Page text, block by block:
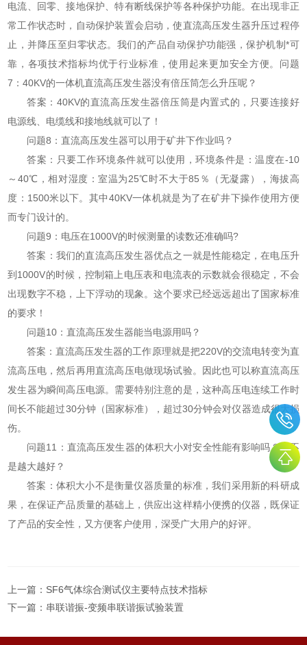
电流、回零、接地保护、特有断线保护等各种保护功能。在出现非正
常工作状态时，自动保护装置会启动，使直流高压发生器升压过程停
止，并降压至归零状态。我们的产品自动保护功能强，保护机制*可
靠，各项技术指标均优于行业标准，使用起来更加安全方便。问题
7：40KV的一体机直流高压发生器没有倍压筒怎么升压呢？
答案：40KV的直流高压发生器倍压筒是内置式的，只要连接好
电源线、电缆线和接地线就可以了！
问题8：直流高压发生器可以用于矿井下作业吗？
答案：只要工作环境条件就可以使用，环境条件是：温度在-10
～40℃，相对湿度：室温为25℃时不大于85％（无凝露），海拔高
度：1500米以下。其中40KV一体机就是为了在矿井下操作使用方便
而专门设计的。
问题9：电压在1000V的时候测量的读数还准确吗?
答案：我们的直流高压发生器优点之一就是性能稳定，在电压升
到1000V的时候，控制箱上电压表和电流表的示数就会很稳定，不会
出现数字不稳，上下浮动的现象。这个要求已经远远超出了国家标准
的要求！
问题10：直流高压发生器能当电源用吗？
答案：直流高压发生器的工作原理就是把220V的交流电转变为直
流高压电，然后再用直流高压电做现场试验。因此也可以称直流高压
发生器为瞬间高压电源。需要特别注意的是，这种高压电连续工作时
间长不能超过30分钟（国家标准），超过30分钟会对仪器造成很大损
伤。
问题11：直流高压发生器的体积大小对安全性能有影响吗？是不
是越大越好？
答案：体积大小不是衡量仪器质量的标准，我们采用新的科研成
果，在保证产品质量的基础上，供应出这样精小便携的仪器，既保证
了产品的安全性，又方便客户使用，深受广大用户的好评。
上一篇： SF6气体综合测试仪主要特点技术指标
下一篇： 串联谐振-变频串联谐振试验装置